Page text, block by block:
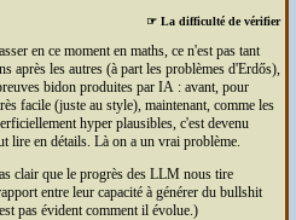
☞ La difficulté de vérifier
en ce moment en maths, ce n'est pas tant
après les autres (à part les problèmes d'Erdős),
bidon produites par IA : avant, pour
facile (juste au style), maintenant, comme les
hyper plausibles, c'est devenu
lire en détails. Là on a un vrai problème.
clair que le progrès des LLMnous tire
entre leur capacité à générer du bullshit
pas évident comment il évolue.)